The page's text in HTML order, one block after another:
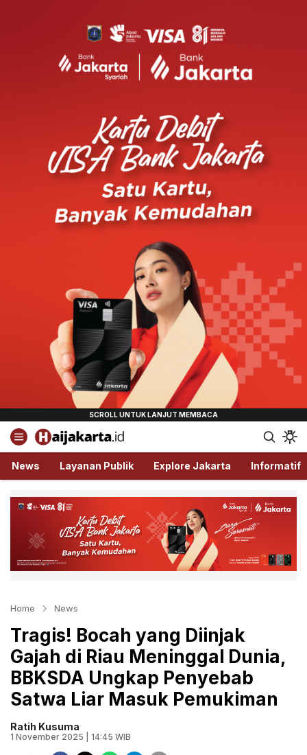
Haijakarta.id
Semua Tentang Jakarta Ada Disini!
News Layanan Publik Explore Jakarta Informatif
Home News
Tragis! Bocah yang Diinjak
Gajah di Riau Meninggal Dunia,
BBKSDA Ungkap Penyebab
Satwa Liar Masuk Pemukiman
Ratih Kusuma
1 November 2025 | 14:45 WIB